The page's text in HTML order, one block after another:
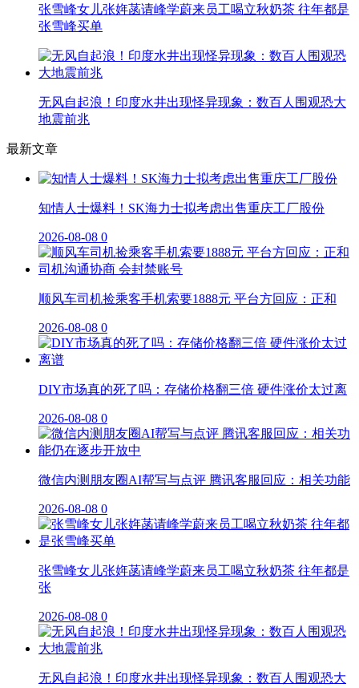
张雪峰女儿张姩菡请峰学蔚来员工喝立秋奶茶 往年都是
张雪峰买单
无风自起浪！印度水井出现怪异现象：数百人围观恐大
地震前兆
最新文章
知情人士爆料！SK海力士拟考虑出售重庆工厂股份
2026-08-08 0
顺风车司机捡乘客手机索要1888元 平台方回应：正和
2026-08-08 0
DIY市场真的死了吗：存储价格翻三倍 硬件涨价太过离
2026-08-08 0
微信内测朋友圈AI帮写与点评 腾讯客服回应：相关功能
2026-08-08 0
张雪峰女儿张姩菡请峰学蔚来员工喝立秋奶茶 往年都是
张
2026-08-08 0
无风自起浪！印度水井出现怪异现象：数百人围观恐大